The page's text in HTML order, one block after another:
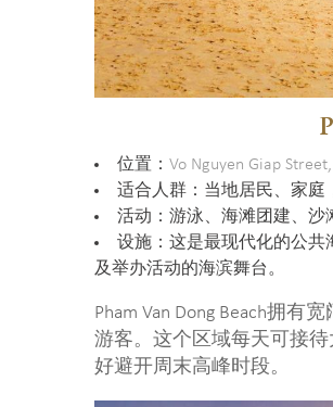
位置： Vo Nguyen Giap
适合人群：当地居民、家庭
活动：游泳、海滩团建、沙
设施：这是最现代化的公共
及举办活动的海滨舞台。
Pham Van Dong Beach拥
游客。这个区域每天可接
好避开周末高峰时段。